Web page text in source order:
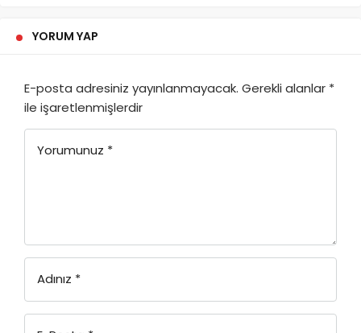
YORUM YAP
E-posta adresiniz yayınlanmayacak. Gerekli alanlar *
ile işaretlenmişlerdir
Yorumunuz *
Adınız *